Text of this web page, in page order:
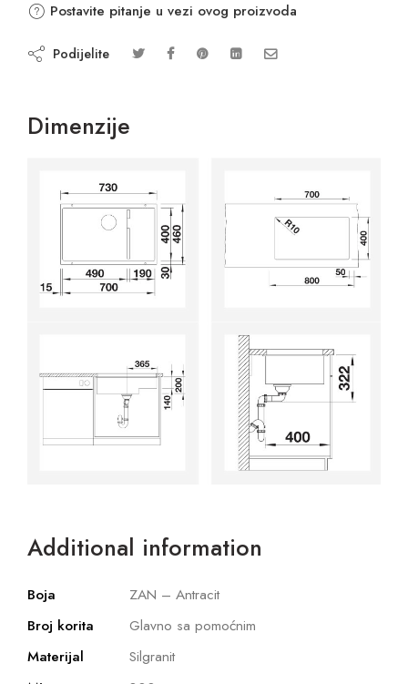
Postavite pitanje u vezi ovog proizvoda
Podijelite
Dimenzije
Additional information
Boja
ZAN – Antracit
Broj korita
Glavno sa pomoćnim
Materijal
Silgranit